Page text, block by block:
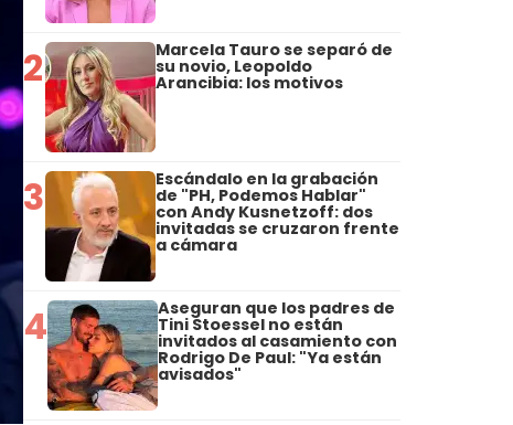
2 Marcela Tauro se separó de
su novio, Leopoldo
Arancibia: los motivos
3 Escándalo en la grabación
de "PH, Podemos Hablar"
con Andy Kusnetzoff: dos
invitadas se cruzaron frente
a cámara
4 Aseguran que los padres de
Tini Stoessel no están
invitados al casamiento con
Rodrigo De Paul: "Ya están
avisados"